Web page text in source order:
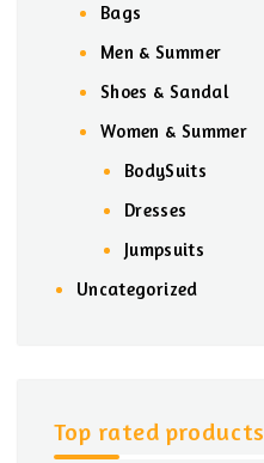
Bags
Men & Summer
Shoes & Sandal
Women & Summer
BodySuits
Dresses
Jumpsuits
Uncategorized
Top rated products